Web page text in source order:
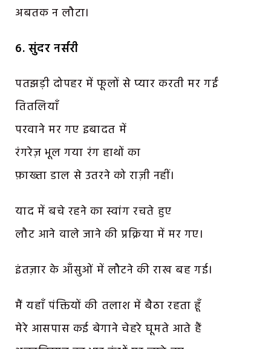
अबतक न लौटा।
6. सुंदर नर्सरी
पतझड़ी दोपहर में फूलों से प्यार करती मर गईं
तितलियाँ
परवाने मर गए इबादत में
रंगरेज़ भूल गया रंग हाथों का
फ़ाख्ता डाल से उतरने को राज़ी नहीं।
याद में बचे रहने का स्वांग रचते हुए
लौट आने वाले जाने की प्रक्रिया में मर गए।
इंतज़ार के आँसुओं में लौटने की राख बह गई।
मैं यहाँ पंक्तियों की तलाश में बैठा रहता हूँ
मेरे आसपास कई बेगाने चेहरे घूमते आते हैं